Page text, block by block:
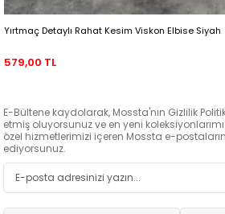
Yırtmaç Detaylı Rahat Kesim Viskon Elbise Siyah
579,00 TL
E-Bültene kaydolarak, Mossta'nın Gizlilik
etmiş oluyorsunuz ve en yeni
özel hizmetlerimizi içeren Mossta e-
ediyorsunuz.